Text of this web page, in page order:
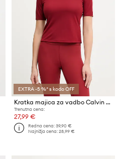
EXTRA -5 %* s kodo OFF
Kratka majica za vadbo Calvin Klein Performance
Trenutna cena:
27,99 €
Redna cena:39,90 €
Najnižja cena:28,99 €